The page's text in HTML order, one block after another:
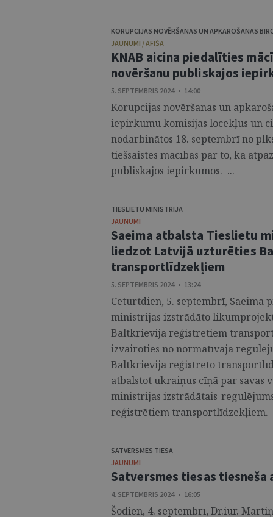
KORUPCIJAS NOVĒRŠANAS UN APKAROŠANAS
JAUNUMI / AFIŠA
KNAB aicina piedalīties
novēršanu publiskajos
5. SEPTEMBRIS 2024 • 14:00
Korupcijas novēršanas un
iepirkumu komisijas locekļus un
nodarbinātos 18. septembrī no
tiešsaistes mācībās par to, kā
publiskajos iepirkumos. ...
TIESLIETU MINISTRIJA
JAUNUMI
Saeima atbalsta Tieslietu
liedzot Latvijā uzturēties
transportlīdzekļiem
5. SEPTEMBRIS 2024 • 13:24
Ceturtdien, 5. septembrī, Saeima
ministrijas izstrādāto
Baltkrievijā reģistrētiem
izvairoties no normatīvajā
Baltkrievijā reģistrēto
atbalstot ukraiņus cīņā par savas
ministrijas izstrādātais
reģistrētiem transportlīdzekļiem.
SATVERSMES TIESA
JAUNUMI
Satversmes tiesas
4. SEPTEMBRIS 2024 • 16:05
Šodien, 4. septembrī, Dr.iur.